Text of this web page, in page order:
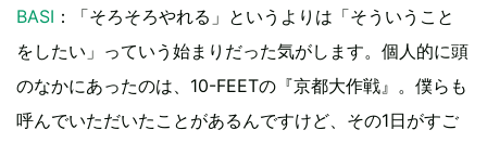
BASI ：「そろそろやれる」というよりは「そういうこと
をしたい」っていう始まりだった気がします。個人的に頭
のなかにあったのは、10-FEETの『京都大作戦』。僕らも
呼んでいただいたことがあるんですけど、その1日がすご